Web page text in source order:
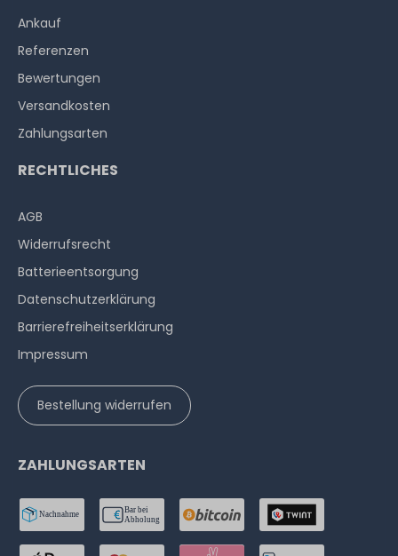
Ankauf
Referenzen
Bewertungen
Versandkosten
Zahlungsarten
RECHTLICHES
AGB
Widerrufs­recht
Batterieentsorgung
Datenschutzerklärung
Barrierefreiheitserklärung
Impressum
Bestellung widerrufen
ZAHLUNGSARTEN